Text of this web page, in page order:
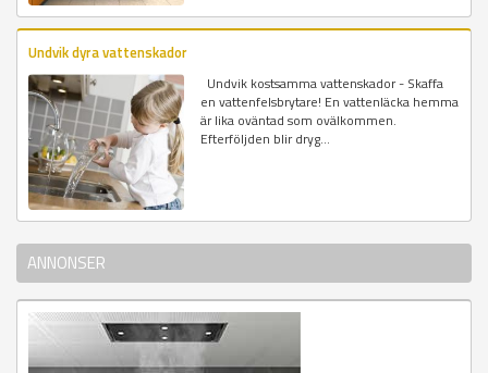
Undvik dyra vattenskador
Undvik kostsamma vattenskador - Skaffa
en vattenfelsbrytare! En vattenläcka hemma
är lika oväntad som ovälkommen.
Efterföljden blir dryg...
ANNONSER